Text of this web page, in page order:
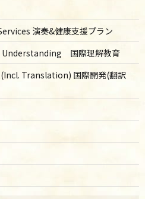
演奏&健康支援プラン
国際理解教育
Translation) 国際開発(翻訳